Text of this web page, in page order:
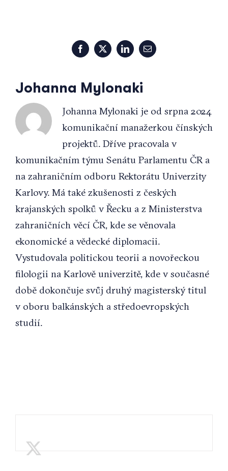
Facebook
X LinkedInEmail
Johanna Mylonaki
Johanna Mylonaki je od srpna 2024
komunikační manažerkou čínských
projektů. Dříve pracovala v
komunikačním týmu Senátu Parlamentu ČR a
na zahraničním odboru Rektorátu Univerzity
Karlovy. Má také zkušenosti z českých
krajanských spolků v Řecku a z Ministerstva
zahraničních věcí ČR, kde se věnovala
ekonomické a vědecké diplomacii.
Vystudovala politickou teorii a novořeckou
filologii na Karlově univerzitě, kde v současné
době dokončuje svůj druhý magisterský titul
v oboru balkánských a středoevropských
studií.